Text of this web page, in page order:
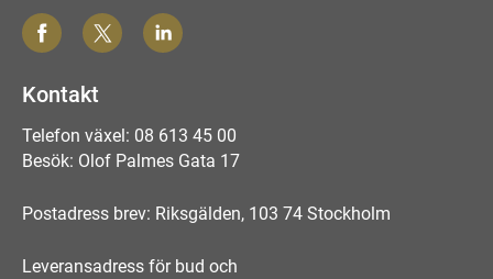
Kontakt
Telefon växel: 08 613 45 00
Besök: Olof Palmes Gata 17
Postadress brev: Riksgälden, 103 74 Stockholm
Leveransadress för bud och